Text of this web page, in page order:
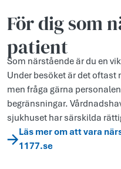
För dig som
patient
Som närstående är du en
Under besöket är det
men fråga gärna
begränsningar.
sjukhuset har särskilda
Läs mer om att vara
1177.se